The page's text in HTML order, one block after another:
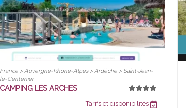
France > Auvergne-Rhône-Alpes > Ardèche > Saint-Jean-
le-Centenier
CAMPING LES ARCHES
Tarifs et disponibilités